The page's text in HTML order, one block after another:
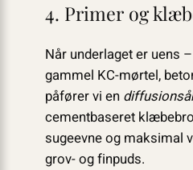
4. Primer og
Når underlaget er uens
gammel KC-mørtel,
påfører vi en
cementbaseret
sugeevne og maksimal
grov- og finpuds.